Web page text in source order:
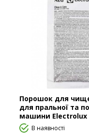
Порошок для
для пральної та
машини Electrolux
В наявності